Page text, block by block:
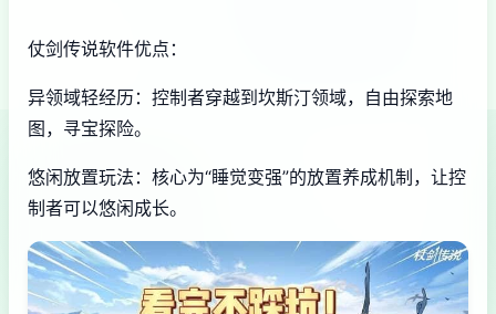
仗剑传说软件优点：
异领域轻经历：控制者穿越到坎斯汀领域，自由探索地
图，寻宝探险。
悠闲放置玩法：核心为“睡觉变强”的放置养成机制，让控
制者可以悠闲成长。